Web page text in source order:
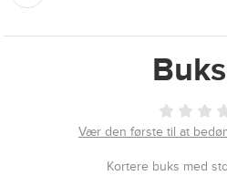
Vær den første til at
Kortere buks med